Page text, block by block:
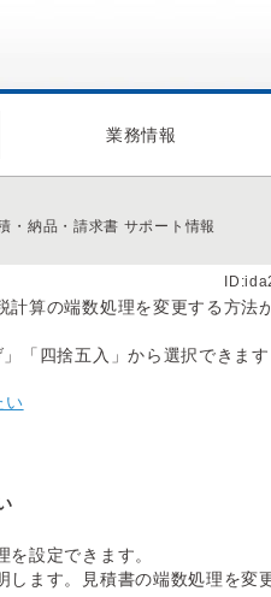
業務情報
・納品・請求書 サポート情報
計算の端数処理を変更する方法
「四捨五入」から選択できま
い
設定できます。
します。見積書の端数処理を変